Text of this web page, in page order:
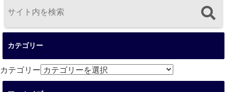
カテゴリー
カテゴリー